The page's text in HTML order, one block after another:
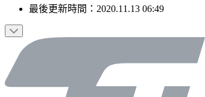
最後更新時間： 2020.11.13 06:49